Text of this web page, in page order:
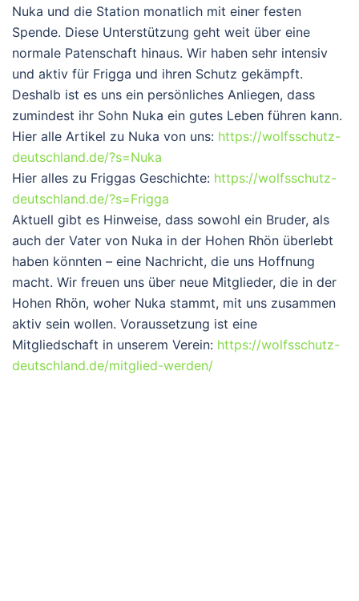
Nuka und die Station monatlich mit einer festen
Spende. Diese Unterstützung geht weit über eine
normale Patenschaft hinaus. Wir haben sehr intensiv
und aktiv für Frigga und ihren Schutz gekämpft.
Deshalb ist es uns ein persönliches Anliegen, dass
zumindest ihr Sohn Nuka ein gutes Leben führen kann.
Hier alle Artikel zu Nuka von uns: https://wolfsschutz-
deutschland.de/?s=Nuka
Hier alles zu Friggas Geschichte: https://wolfsschutz-
deutschland.de/?s=Frigga
Aktuell gibt es Hinweise, dass sowohl ein Bruder, als
auch der Vater von Nuka in der Hohen Rhön überlebt
haben könnten – eine Nachricht, die uns Hoffnung
macht. Wir freuen uns über neue Mitglieder, die in der
Hohen Rhön, woher Nuka stammt, mit uns zusammen
aktiv sein wollen. Voraussetzung ist eine
Mitgliedschaft in unserem Verein: https://wolfsschutz-
deutschland.de/mitglied-werden/